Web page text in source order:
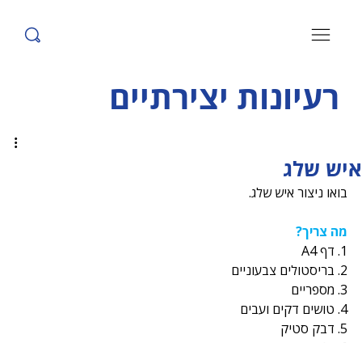
איש שלג
בואו ניצור איש שלג.
מה צריך?
1. דף A4
2. בריסטולים צבעוניים
3. מספריים
4. טושים דקים ועבים
5. דבק סטיק
רעיונות יצירתיים